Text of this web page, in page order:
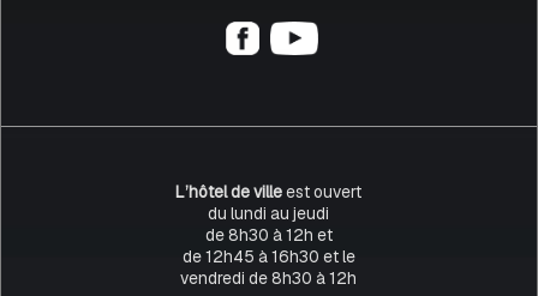
L’hôtel de villeest ouvert
du lundi au jeudi
de 8h30 à 12h et
de 12h45 à 16h30 et le
vendredi de 8h30 à 12h